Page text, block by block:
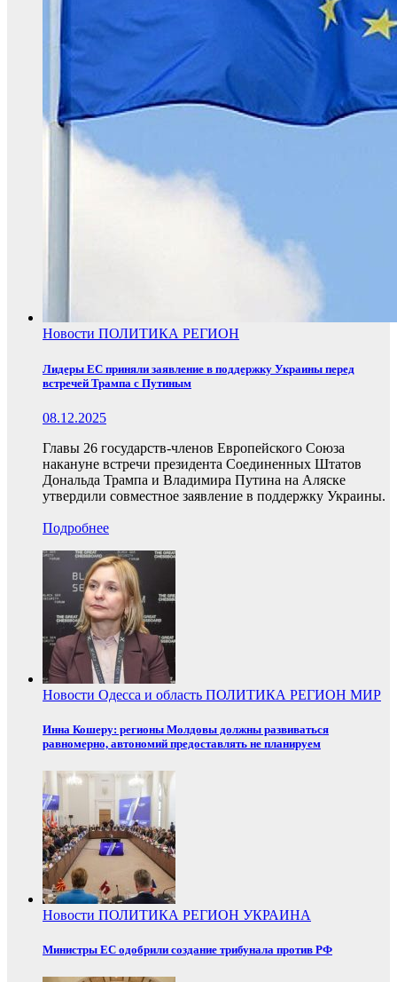
Новости ПОЛИТИКА РЕГИОН
Лидеры ЕС приняли заявление в поддержку Украины перед
встречей Трампа с Путиным
08.12.2025
Главы 26 государств-членов Европейского Союза
накануне встречи президента Соединенных Штатов
Дональда Трампа и Владимира Путина на Аляске
утвердили совместное заявление в поддержку Украины.
Подробнее
Новости Одесса и область ПОЛИТИКА РЕГИОН МИР
Инна Кошеру: регионы Молдовы должны развиваться
равномерно, автономий предоставлять не планируем
Новости ПОЛИТИКА РЕГИОН УКРАИНА
Министры ЕС одобрили создание трибунала против РФ